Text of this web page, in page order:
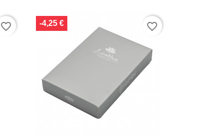
favorite_border -4,25 € favorite_border